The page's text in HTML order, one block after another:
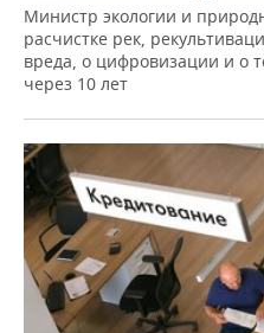
Министр экологии и
расчистке рек,
вреда, о цифровизации и о
через 10 лет